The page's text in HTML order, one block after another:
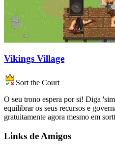
Vikings Village
Sort the Court
O seu trono espera por si! Diga
equilibrar os seus recursos e
gratuitamente agora mesmo em
Links de Amigos